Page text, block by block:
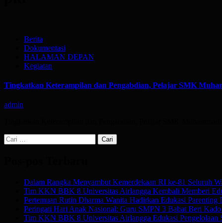
Berita
Dokumentasi
HALAMAN DEPAN
Kegiatan
Tingkatkan Keterampilan dan Pengabdian, Pelajar SMK
admin
Cari
untuk:
Dalam Rangka Menyambut Kemerdekaan RI ke-81 Seluruh
Tim KKN BBK 8 Universitas Airlangga Kembali Memberi
Pertemuan Rutin Dharma Wanita Hadirkan Edukasi
Peringati Hari Anak Nasional: Guru SMPN 3 Babat Beri
Tim KKN BBK 8 Universitas Airlangga Edukasi Pengelolaan